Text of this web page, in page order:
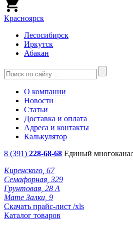
Красноярск
Лесосибирск
Иркутск
Абакан
О компании
Новости
Статьи
Доставка и оплата
Адреса и контакты
Калькулятор
8 (391) 228-68-68 Единый
Киренского, 67
Семафорная, 329
Грунтовая, 28 А
Мате Залки, 9
Скачать прайс-лист /xls
Каталог товаров